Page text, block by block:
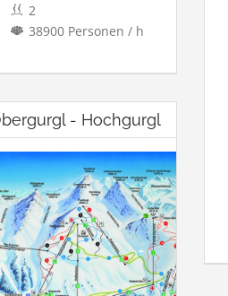
2
38900 Personen / h
- Hochgurgl